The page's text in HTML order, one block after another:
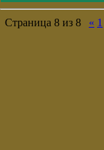
Страница 8 из 8 « 1